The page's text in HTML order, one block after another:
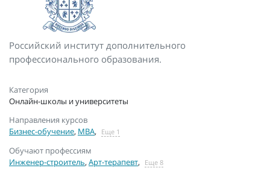
Российский институт дополнительного
профессионального образования.
Категория
Онлайн-школы и университеты
Направления курсов
Бизнес-обучение, MBA, Еще 1
Обучают профессиям
Инженер-строитель,Арт-терапевт, Еще 8